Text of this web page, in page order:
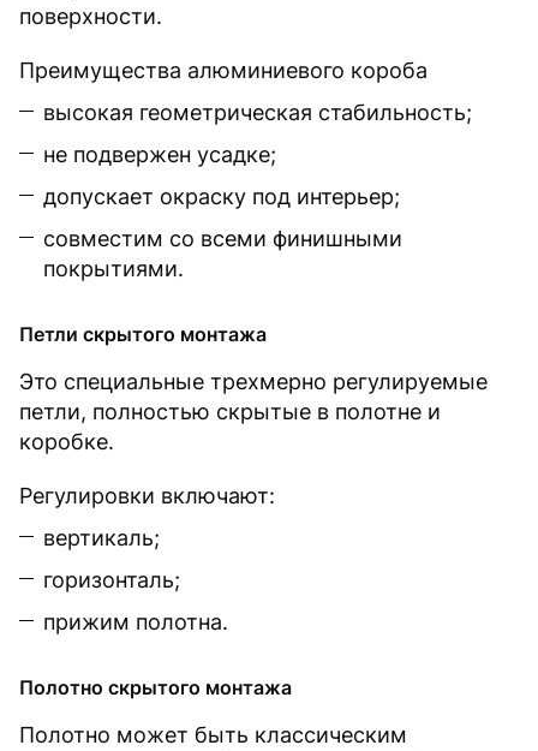
поверхности.
Преимущества алюминиевого короба
высокая геометрическая стабильность;
не подвержен усадке;
допускает окраску под интерьер;
совместим со всеми финишными
покрытиями.
Петли скрытого монтажа
Это специальные трехмерно регулируемые
петли, полностью скрытые в полотне и
коробке.
Регулировки включают:
вертикаль;
горизонталь;
прижим полотна.
Полотно скрытого монтажа
Полотно может быть классическим